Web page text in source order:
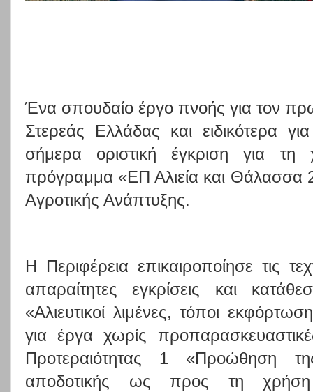
Ένα σπουδαίο έργο πνοής για τον
Στερεάς Ελλάδας και ειδικότερα
σήμερα οριστική έγκριση για
πρόγραμμα «ΕΠ Αλιεία και Θάλασσα
Αγροτικής Ανάπτυξης.
Η Περιφέρεια επικαιροποίησε τις
απαραίτητες εγκρίσεις και
«Αλιευτικοί λιμένες, τόποι
για έργα χωρίς
Προτεραιότητας 1 «Προώθηση
αποδοτικής ως προς τη